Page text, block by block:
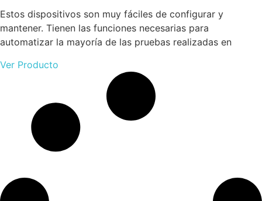
Estos dispositivos son muy fáciles de configurar y
mantener. Tienen las funciones necesarias para
automatizar la mayoría de las pruebas realizadas en
Ver Producto